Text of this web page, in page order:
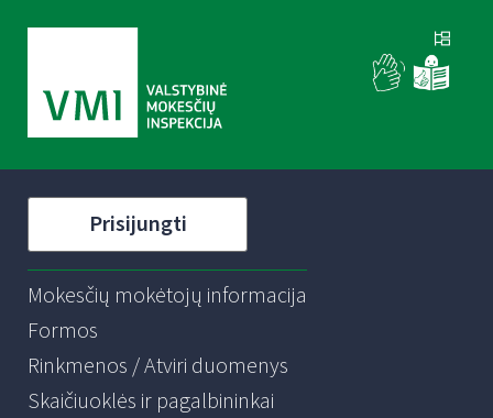
Prisijungti
Mokesčių mokėtojų informacija
Formos
Rinkmenos / Atviri duomenys
Skaičiuoklės ir pagalbininkai